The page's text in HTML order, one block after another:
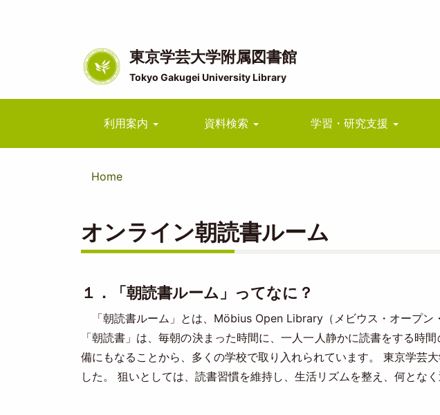
ン
移
東京学芸大学附属図書館
Tokyo Gakugei University Library
Main
navigation
利用案内 資料検索 学習・研究支援
Home
オンライン朝読書ルーム
１．「朝読書ルーム」ってなに？
「朝読書ルーム」とは、Möbius Open Library（メビウス・オープン
「朝読書」は、毎朝の決まった時間に、一人一人静かに読書をする時
備にもなることから、多くの学校で取り入れられています。 東京学芸
した。 狙いとしては、読書習慣を維持し、生活リズムを整え、何とな